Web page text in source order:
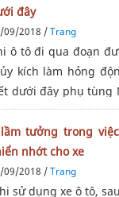
đây
09/2018 /Trang
ô tô đi qua đoạn
kích làm hỏng
dưới đây phụ tùng
bạn gặp tình
xe bị chết
tưởng trong
nhớt cho xe
09/2018 /Trang
sử dụng xe ô tô,